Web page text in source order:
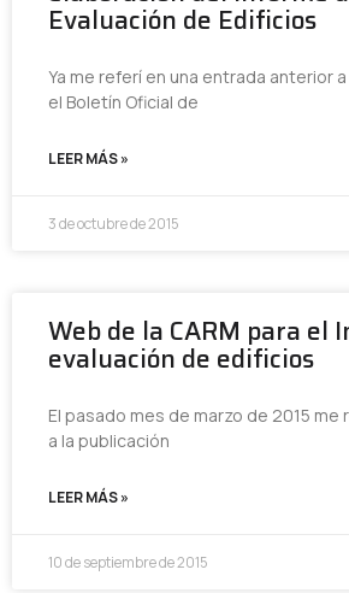
Evaluación de Edificios
Ya me referí en una entrada anterior
el Boletín Oficial de
LEER MÁS »
3 de octubre de 2015
Web de la CARM para el
evaluación de edificios
El pasado mes de marzo de 2015
a la publicación
LEER MÁS »
10 de septiembre de 2015